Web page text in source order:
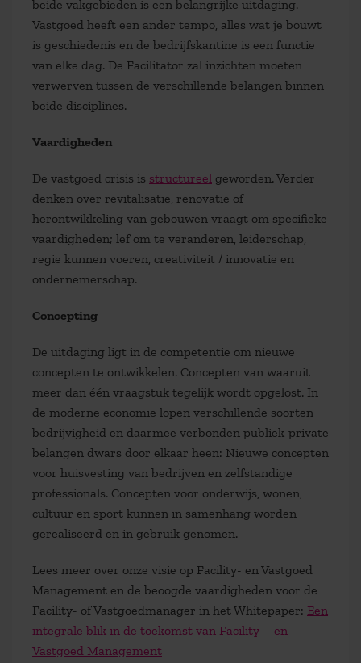
beide vakgebieden is een belangrijke uitdaging.
Vastgoed heeft een ander tempo, alles wat je bouwt
is geschiedenis en de bedrijfskantine is een functie
van elke dag. De Facilitator zal inzichten moeten
verwerven tussen de verschillende belangen binnen
beide disciplines.
Vaardigheden
De vastgoed crisis is structureel geworden. Verder
denken over revitalisatie, renovatie of
herontwikkeling van gebouwen vraagt om specifieke
vaardigheden; lef om te veranderen, leiderschap,
regie kunnen voeren, creativiteit / innovatie en
ondernemerschap.
Concepting
De uitdaging ligt in de competentie om nieuwe
concepten te ontwikkelen. Concepten van waaruit
meer dan één vraagstuk tegelijk wordt opgelost. In
de moderne economie lopen verschillende soorten
bedrijvigheid en daarmee verbonden publiek-private
belangen dwars door elkaar heen: Nieuwe concepten
voor huisvesting van bedrijven en zelfstandige
professionals. Concepten voor onderwijs, wonen,
cultuur en sport kunnen in samenhang worden
gerealiseerd en in gebruik genomen.
Lees meer over onze visie op Facility- en Vastgoed
Management en de beoogde vaardigheden voor de
Facility- of Vastgoedmanager in het Whitepaper: Een
integrale blik in de toekomst van Facility – en
Vastgoed Management